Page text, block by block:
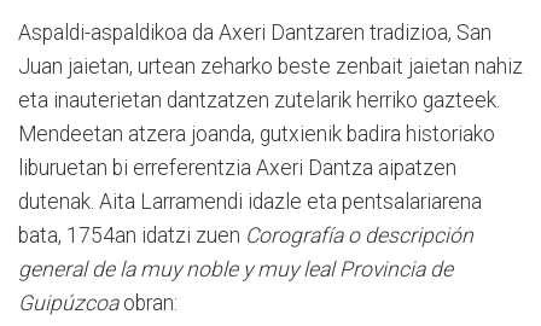
Aspaldi-aspaldikoa da Axeri Dantzaren tradizioa, San
Juan jaietan, urtean zeharko beste zenbait jaietan nahiz
eta inauterietan dantzatzen zutelarik herriko gazteek.
Mendeetan atzera joanda, gutxienik badira historiako
liburuetan bi erreferentzia Axeri Dantza aipatzen
dutenak. Aita Larramendi idazle eta pentsalariarena
bata, 1754an idatzi zuen Corografía o descripción
general de la muy noble y muy leal Provincia de
Guipúzcoa obran: